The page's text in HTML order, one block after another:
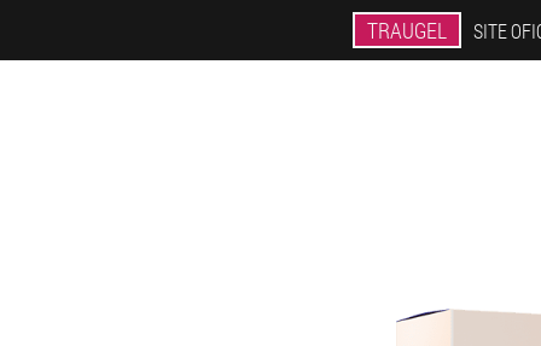
TRAUGEL SITE